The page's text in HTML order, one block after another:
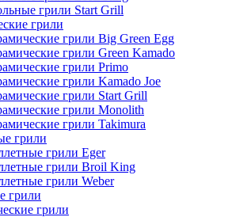
грили Start Grill
грили
грили Big Green Egg
грили Green Kamado
грили Primo
грили Kamado Joe
грили Start Grill
грили Monolith
грили Takimura
грили
грили Eger
грили Broil King
грили Weber
грили
грили